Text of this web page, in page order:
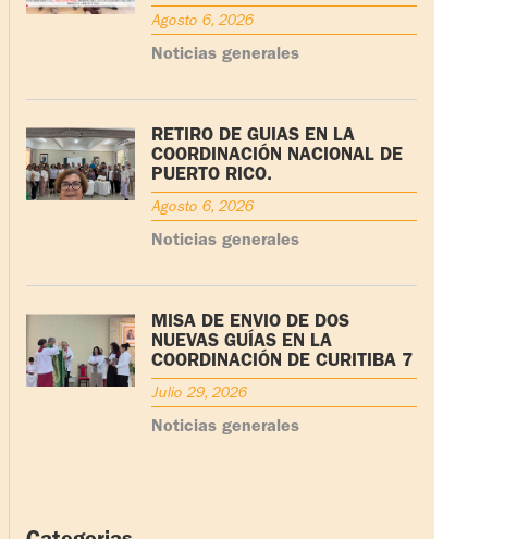
Agosto 6, 2026
Noticias generales
RETIRO DE GUÍAS EN LA
COORDINACIÓN NACIONAL DE
PUERTO RICO.
Agosto 6, 2026
Noticias generales
MISA DE ENVÍO DE DOS
NUEVAS GUÍAS EN LA
COORDINACIÓN DE CURITIBA 7
Julio 29, 2026
Noticias generales